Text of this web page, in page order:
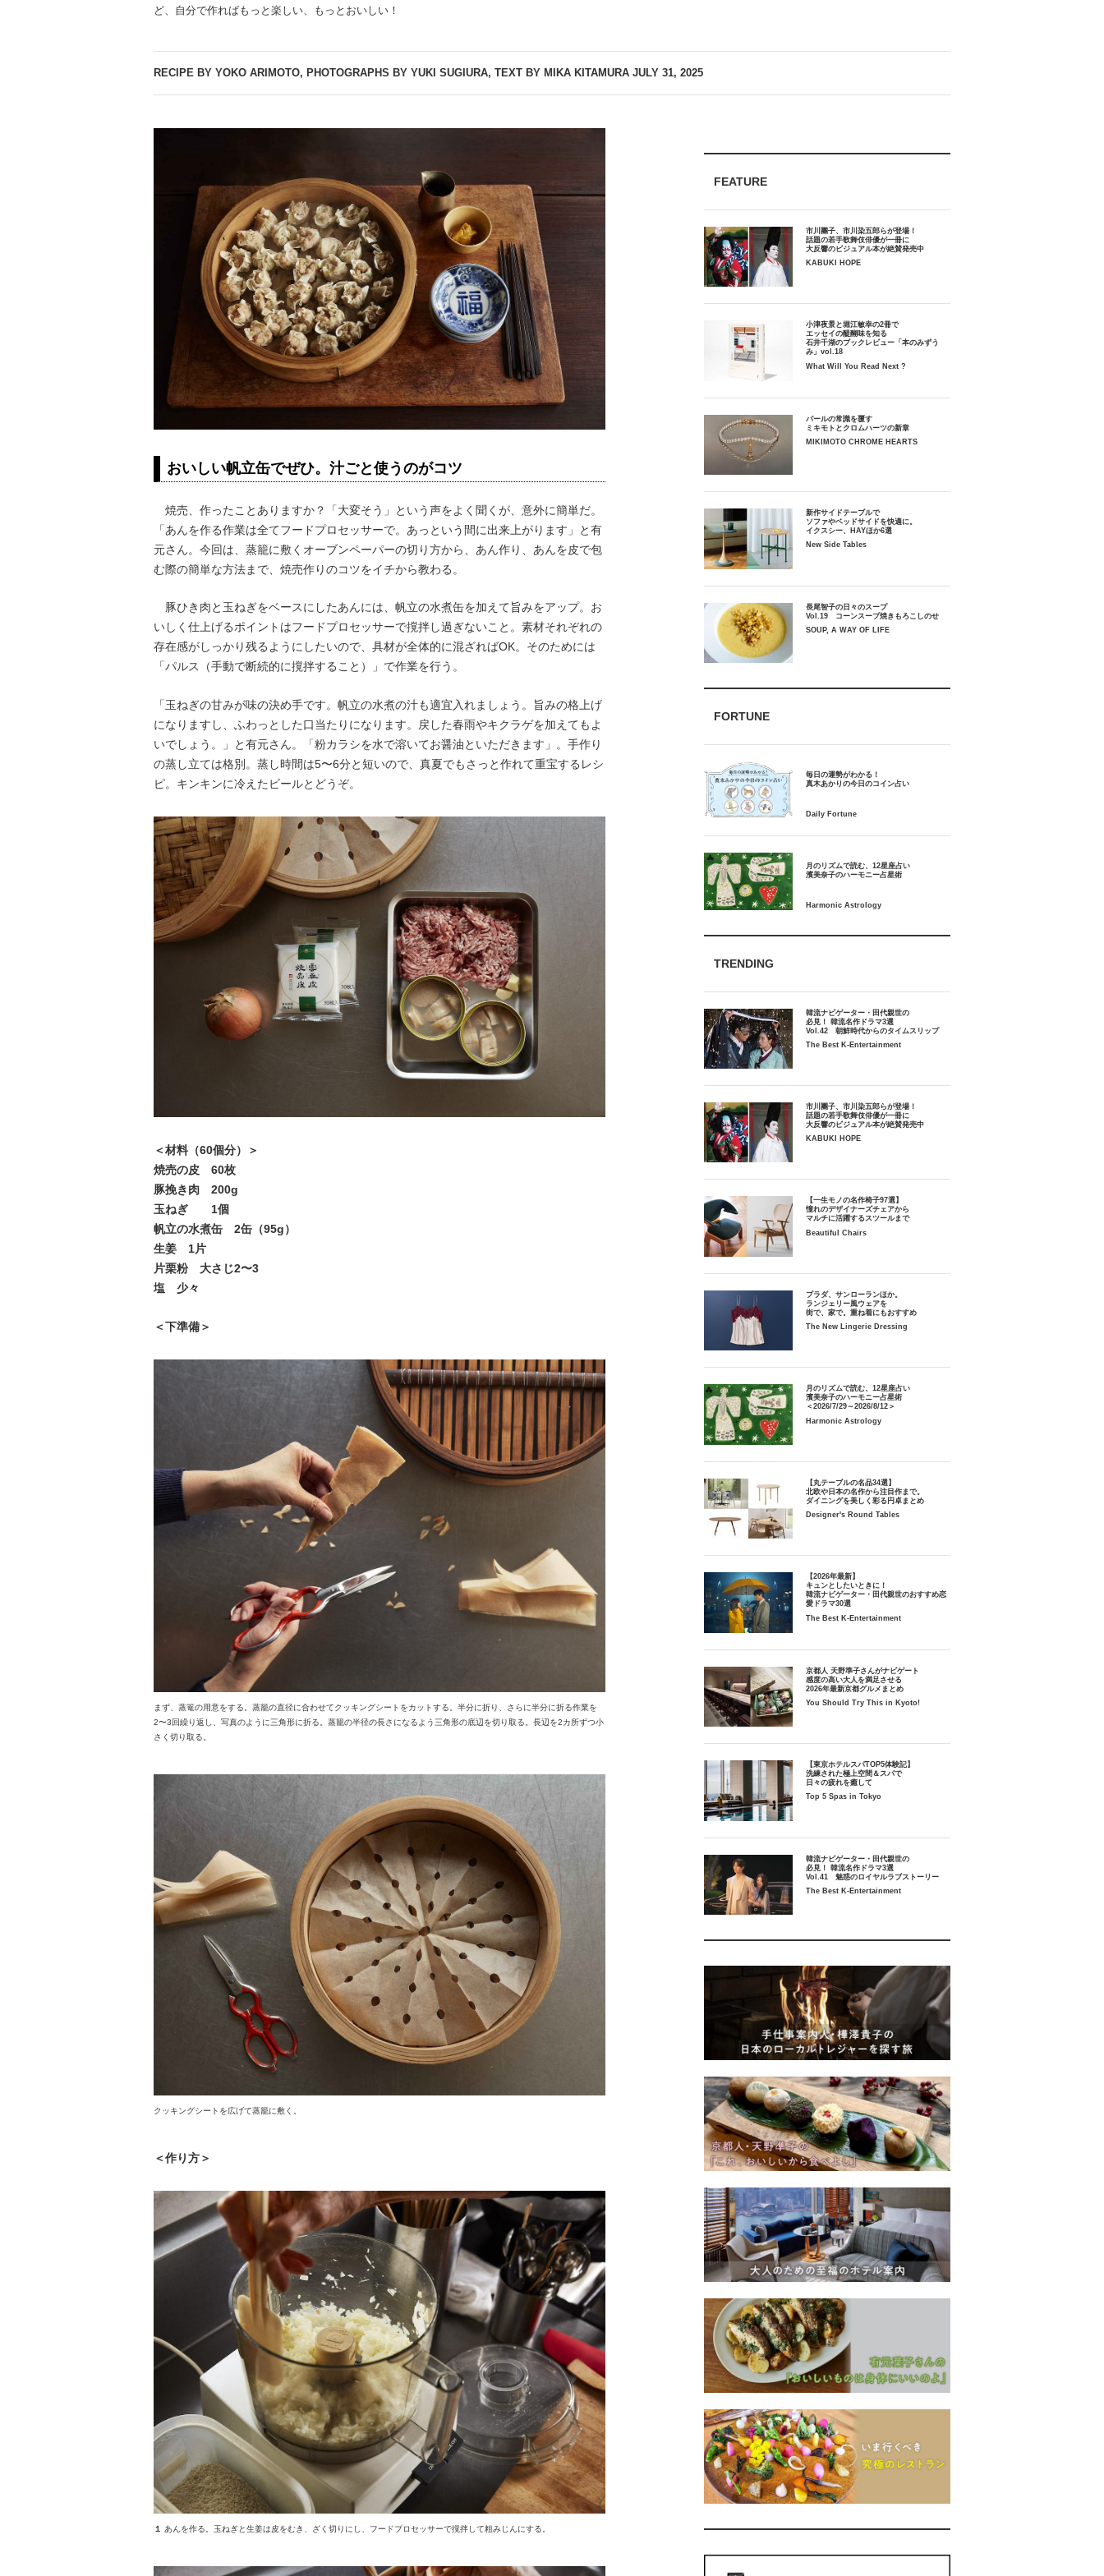
ど、自分で作ればもっと楽しい、もっとおいしい！
RECIPE BY YOKO ARIMOTO, PHOTOGRAPHS BY YUKI SUGIURA, TEXT BY MIKA KITAMURA JULY 31, 2025
おいしい帆立缶でぜひ。汁ごと使うのがコツ
焼売、作ったことありますか？「大変そう」という声をよく聞くが、意外に簡単だ。
「あんを作る作業は全てフードプロセッサーで。あっという間に出来上がります」と有
元さん。今回は、蒸籠に敷くオーブンペーパーの切り方から、あん作り、あんを皮で包
む際の簡単な方法まで、焼売作りのコツをイチから教わる。
豚ひき肉と玉ねぎをベースにしたあんには、帆立の水煮缶を加えて旨みをアップ。お
いしく仕上げるポイントはフードプロセッサーで撹拌し過ぎないこと。素材それぞれの
存在感がしっかり残るようにしたいので、具材が全体的に混ざればOK。そのためには
「パルス（手動で断続的に撹拌すること）」で作業を行う。
「玉ねぎの甘みが味の決め手です。帆立の水煮の汁も適宜入れましょう。旨みの格上げ
になりますし、ふわっとした口当たりになります。戻した春雨やキクラゲを加えてもよ
いでしょう。」と有元さん。「粉カラシを水で溶いてお醤油といただきます」。手作り
の蒸し立ては格別。蒸し時間は5〜6分と短いので、真夏でもさっと作れて重宝するレシ
ピ。キンキンに冷えたビールとどうぞ。
＜材料（60個分）＞
焼売の皮 60枚
豚挽き肉 200g
玉ねぎ 1個
帆立の水煮缶 2缶（95g）
生姜 1片
片栗粉 大さじ2〜3
塩 少々
＜下準備＞
まず、蒸篭の用意をする。蒸籠の直径に合わせてクッキングシートをカットする。半分に折り、さらに半分に折る作業を
2〜3回繰り返し、写真のように三角形に折る。蒸籠の半径の長さになるよう三角形の底辺を切り取る。長辺を2カ所ずつ小
さく切り取る。
クッキングシートを広げて蒸籠に敷く。
＜作り方＞
１ あんを作る。玉ねぎと生姜は皮をむき、ざく切りにし、フードプロセッサーで撹拌して粗みじんにする。
FEATURE
市川團子、市川染五郎らが登場！
話題の若手歌舞伎俳優が一冊に
大反響のビジュアル本が絶賛発売中
KABUKI HOPE
小津夜景と堀江敏幸の2冊で
エッセイの醍醐味を知る
石井千湖のブックレビュー「本のみずう
み」vol.18
What Will You Read Next ?
パールの常識を覆す
ミキモトとクロムハーツの新章
MIKIMOTO CHROME HEARTS
新作サイドテーブルで
ソファやベッドサイドを快適に。
イクスシー、HAYほか6選
New Side Tables
長尾智子の日々のスープ
Vol.19 コーンスープ焼きもろこしのせ
SOUP, A WAY OF LIFE
FORTUNE
毎日の運勢がわかる！
月のリズムで読む、12星座占い
TRENDING
韓流ナビゲーター・田代親世の
必見！ 韓流名作ドラマ3選
Vol.42 朝鮮時代からのタイムスリップ
The Best K-Entertainment
市川團子、市川染五郎らが登場！
話題の若手歌舞伎俳優が一冊に
大反響のビジュアル本が絶賛発売中
KABUKI HOPE
【一生モノの名作椅子97選】
憧れのデザイナーズチェアから
マルチに活躍するスツールまで
Beautiful Chairs
プラダ、サンローランほか。
ランジェリー風ウェアを
街で、家で。重ね着にもおすすめ
The New Lingerie Dressing
月のリズムで読む、12星座占い
濱美奈子のハーモニー占星術
＜2026/7/29～2026/8/12＞
Harmonic Astrology
【丸テーブルの名品34選】
北欧や日本の名作から注目作まで。
ダイニングを美しく彩る円卓まとめ
Designer's Round Tables
【2026年最新】
キュンとしたいときに！
韓流ナビゲーター・田代親世のおすすめ恋
愛ドラマ30選
The Best K-Entertainment
京都人 天野準子さんがナビゲート
感度の高い大人を満足させる
2026年最新京都グルメまとめ
You Should Try This in Kyoto!
【東京ホテルスパTOP5体験記】
洗練された極上空間＆スパで
日々の疲れを癒して
Top 5 Spas in Tokyo
韓流ナビゲーター・田代親世の
必見！ 韓流名作ドラマ3選
Vol.41 魅惑のロイヤルラブストーリー
The Best K-Entertainment